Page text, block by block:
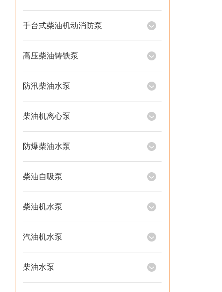
手台式柴油机动消防泵
高压柴油铸铁泵
防汛柴油水泵
柴油机离心泵
防爆柴油水泵
柴油自吸泵
柴油机水泵
汽油机水泵
柴油水泵